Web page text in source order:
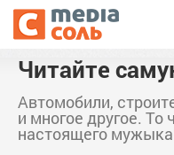
Читайте
Автомобили,
и многое другое. То
настоящего